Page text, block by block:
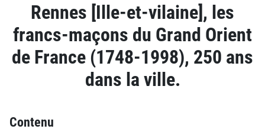
Rennes [Ille-et-vilaine], les
francs-maçons du Grand Orient
de France (1748-1998), 250 ans
dans la ville.
Contenu